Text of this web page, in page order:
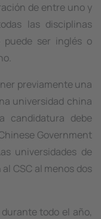
de entre uno y
las disciplinas
puede ser inglés o
previamente una
universidad china
candidatura debe
Government
universidades de
CSC al menos dos
todo el año,